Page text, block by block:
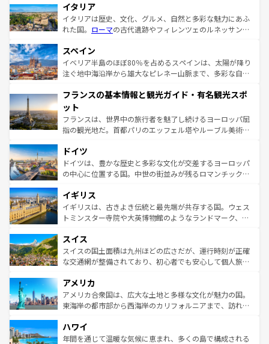
イタリア
イタリアは歴史、文化、グルメ、自然と多彩な魅力にあふ
れた国。 ローマの古代遺跡やフィレンツェのルネッサンス
ろん、トスカーナの美しい田園風景やアマルフィ海岸の絶
景など、自然景観も見逃せない。観光の合間には、本場の
ピザやパスタなど、絶品のイタリア料理を堪能することも
ませてくれるイタリアで、忘れられない旅をしてみよう！
なお、新着のイタリア情報は
しい。
スペイン
イベリア半島のほぼ80％を占めるスペインは、太陽が降り
注ぐ地中海沿岸から雄大なピレネー山脈まで、多彩な自然
文化が根付くこの国では、情熱的なフラメンコ、熱気あふ
れる闘牛、そして美味しいタパスが生活の一部となってい
る。首都マドリードの洗練された雰囲気や、バルセロナの
アートに溢れた街角から、地方では古代ローマ遺跡や中世
せる。地方によって風土や気候が異なるスペインはその個
性で訪れる人を魅了する。 なお、新着のスペイン情報は コ
ンテンツ一覧を参照してほしい。
フランスの基本情報と観光ガイド・有名観光スポ
ット
フランスは、世界中の旅行者を魅了し続けるヨーロッパ屈
指の観光地だ。首都パリのエッフェル塔やルーブル美術館
で、幅広い魅力が詰まっている。華麗な宮殿、歴史的な大
聖堂、美しいビーチ、そして豊かな自然が、訪れる者を心
から魅了する。また、フランスは美食の国としても知ら
いる。シャンパンの発祥地であるランス、プロヴァンスの
香り高いラベンダー畑など、多彩な楽しみ方が可能だ。さ
らに、パリ以外の地域にも魅力が溢れており、どの街角に
れる地方に足を運ぶとそれぞれで全く異なる文化を体験で
きるだろう。 なお、新着のフランス情報はコンテンツ一覧
を参照してほしい。
ドイツ
ドイツは、豊かな歴史と多彩な文化が交差するヨーロッパ
の中心に位置する国。中世の街並みが残るロマンチック街
顔を持つこの国は、どこを歩いても飽きることがない。ベ
ルリンの文化的活気、バイエルン州のアルプスの絶景、そ
してライン川沿いのワイン畑といった風景は必見。ビール
は、お酒好きな人にはぜひ体験してほしい。 なお、新着の
ドイツ情報はコンテンツ一覧を参照してほしい。
イギリス
イギリスは、古きよき伝統と最先端が共存する国。ウェス
トミンスター寺院や大英博物館のようなランドマーク、歴
リアごとに異なる魅力がある。また、優雅なアフタヌーン
ティー、ビール好きにはたまらない英国パブ、サッカー観
戦など、本場だからこそできる体験も豊富。イギリスを旅
ンツ一覧を参照してほしい。
スイス
スイスの国土面積は九州ほどの広さだが、運行時刻が正確
な交通網が整備されており、初心者でも安心して個人旅行
の建物がそのまま残る町や、スイスならではのユニークな
博物館もあり、アルプス観光だけでなく町歩きも満喫する
ことができる。国民の所得が高いため物価も高いが、旅行
ば市内交通費無料で観光を楽しむこともできる。 なお、新
着のスイス情報はコンテンツ一覧 を参照してほしい。
アメリカ
アメリカ合衆国は、広大な土地と多様な文化が魅力の国。
東海岸の都市部から西海岸のカリフォルニアまで、訪れる
のような巨大都市は、観光、ショッピング、エンターテイ
ンメントが詰まった刺激的なスポットだ。一方、アメリカ
ハワイ
年間を通じて温暖な気候に恵まれ、多くの島で構成される